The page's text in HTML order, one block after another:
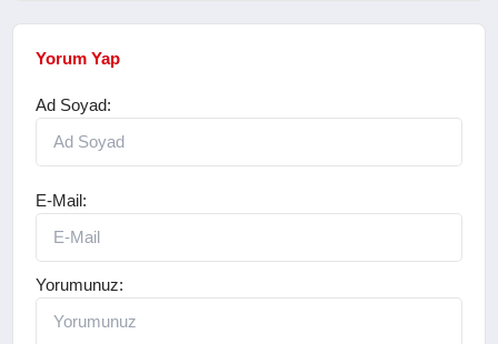
Yorum Yap
Ad Soyad:
E-Mail:
Yorumunuz: